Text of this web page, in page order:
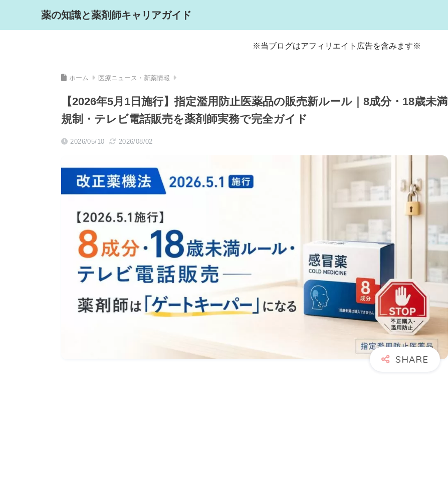
薬の知識と薬剤師キャリアガイド
※当ブログはアフィリエイト広告を含みます※
ホーム 医療ニュース・新薬情報
【2026年5月1日施行】指定濫用防止医薬品の販売新ルール｜8成分・18歳未満
規制・テレビ電話販売を薬剤師実務で完全ガイド
2026/05/10 2026/08/02